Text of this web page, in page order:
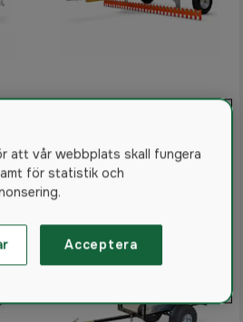
10 595 kr
Förhandsboka
att vår webbplats skall fungera
för statistik och
Acceptera